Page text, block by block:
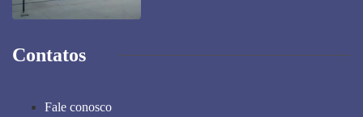
Contatos
Fale conosco